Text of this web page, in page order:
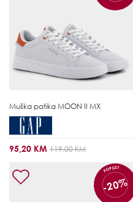
Muška patika MOON II MX
95,20 KM 119,00 KM
POPUST
-20%